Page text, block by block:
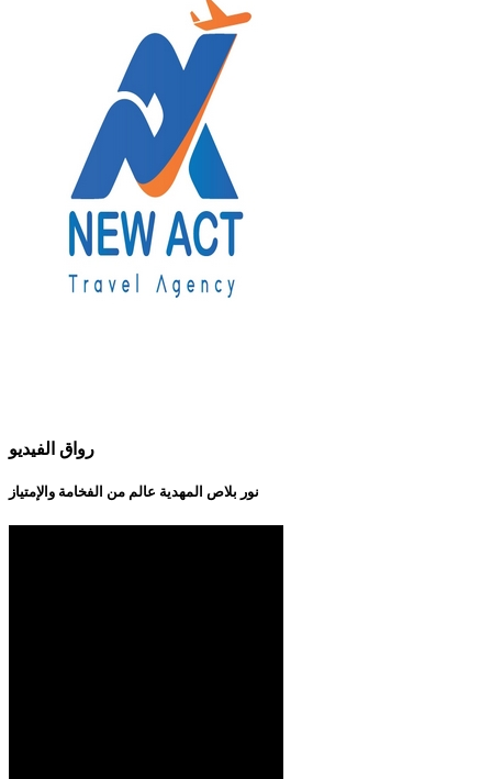
رواق الفيديو
نور بلاص المهدية عالم من الفخامة والإمتياز